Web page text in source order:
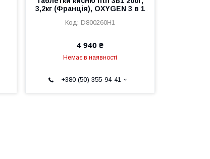
3,2кг (Франція), OXYGEN 3 в 1
D800260H1
4 940 ₴
Немає в наявності
+380 (50) 355-94-41